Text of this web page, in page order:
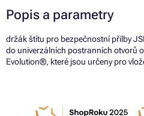
Popis a parametry
držák štítu pro bezpečnostní přilby
do univerzálních postranních otvorů
Evolution®, které jsou určeny pro